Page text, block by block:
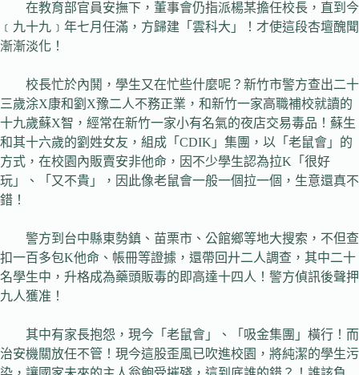
在教育部官員安撫下，董事會仍指派楊某擔任校長，直到今
﹝九十九﹞年七月任滿，方歸建「雲科大」！才使這段杏壇醜聞
漸漸淡化！
校長忙於內鬨，學生又在忙些什麼呢？新竹市警方查出二十
三歲涂X康和劉X豫二人不務正業，和新竹一家高職補校就讀的
十九歲蘇X智，經常在新竹一家小有名氣的夜店交易毒品！蘇生
和其十六歲的劉姓女友，組成「CDIK」集團，以「老鼠會」的
方式，在校園內販賣安非他命，因不少學生認為拉K「很好
玩」、「又不貴」，因此像老鼠會一般一個拉一個，生意還真不
錯！
警方到台中縣東勢鎮、苗栗市、公館鄉等地大搜索，不但查
扣一百多包K他命、帳冊等證據，還帶回廾二人調查，其中二十
名學生中，升格成為藥頭販毒的即高達十四人！警方偵訊後聲押
九人獲准！
其中有家長抱怨，現今「老鼠會」、「吸金集團」橫行！而
治安機關放任不管！現今這股歪風已吹進校園，將純潔的學生污